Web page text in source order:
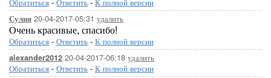
Сулия 20-04-2017-05:31 удалить
Очень красивые, спасибо!
Обратиться - Ответить - К полной версии
alexander2012 20-04-2017-06:18 удалить
Обратиться - Ответить - К полной версии